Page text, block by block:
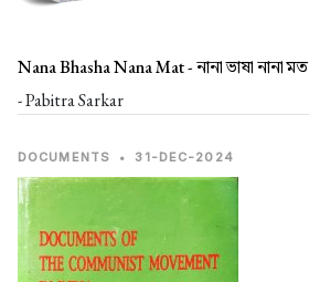
Nana Bhasha Nana Mat -নানা ভাষা নানা মত
- Pabitra Sarkar
DOCUMENTS • 31-DEC-2024